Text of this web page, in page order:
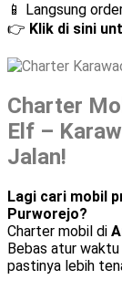
📱 Langsung
👉 Klik di sini
Charter
Elf –
Jalan!
Lagi cari mobil
Purworejo?
Charter mobil di
Bebas atur waktu
pastinya lebih